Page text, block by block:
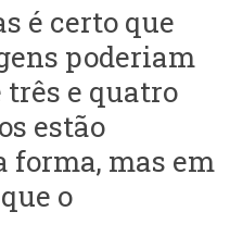
é certo que
poderiam
três e quatro
estão
forma, mas em
o